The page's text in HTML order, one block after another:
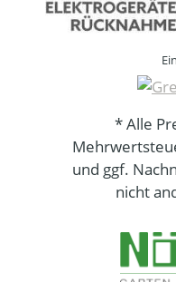
* Alle
und ggf.
nicht